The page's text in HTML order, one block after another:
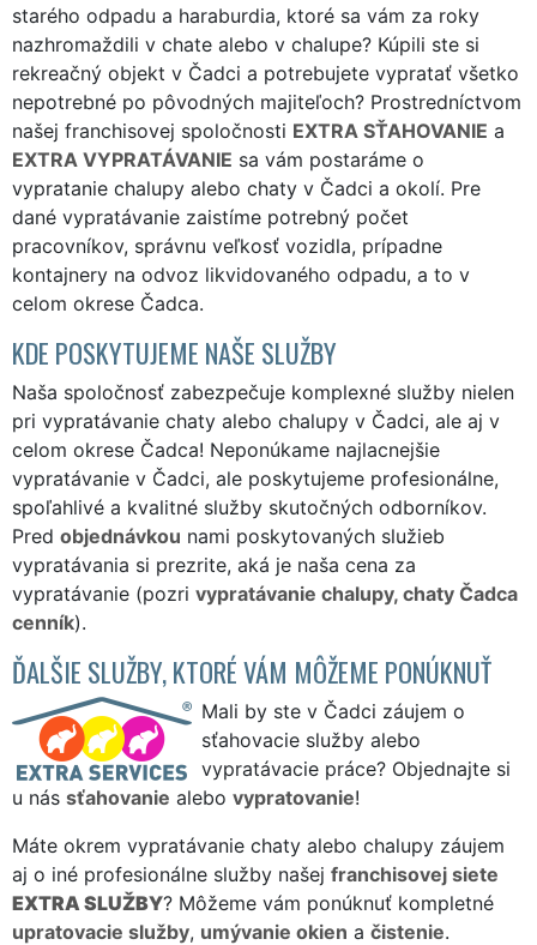
starého odpadu a haraburdia, ktoré sa vám za roky
nazhromaždili v chate alebo v chalupe? Kúpili ste si
rekreačný objekt v Čadci a potrebujete vypratať všetko
nepotrebné po pôvodných majiteľoch? Prostredníctvom
našej franchisovej spoločnosti EXTRA SŤAHOVANIE a
EXTRA VYPRATÁVANIE sa vám postaráme o
vypratanie chalupy alebo chaty v Čadci a okolí. Pre
dané vypratávanie zaistíme potrebný počet
pracovníkov, správnu veľkosť vozidla, prípadne
kontajnery na odvoz likvidovaného odpadu, a to v
celom okrese Čadca.
KDE POSKYTUJEME NAŠE SLUŽBY
Naša spoločnosť zabezpečuje komplexné služby nielen
pri vypratávanie chaty alebo chalupy v Čadci, ale aj v
celom okrese Čadca! Neponúkame najlacnejšie
vypratávanie v Čadci, ale poskytujeme profesionálne,
spoľahlivé a kvalitné služby skutočných odborníkov.
Pred objednávkou nami poskytovaných služieb
vypratávania si prezrite, aká je naša cena za
vypratávanie (pozri vypratávanie chalupy, chaty Čadca
cenník).
ĎALŠIE SLUŽBY, KTORÉ VÁM MÔŽEME PONÚKNUŤ
Mali by ste v Čadci záujem o
sťahovacie služby alebo
vypratávacie práce? Objednajte si
u nás sťahovanie alebo vypratovanie!
Máte okrem vypratávanie chaty alebo chalupy záujem
aj o iné profesionálne služby našej franchisovej siete
EXTRA SLUŽBY? Môžeme vám ponúknuť kompletné
upratovacie služby, umývanie okien a čistenie.